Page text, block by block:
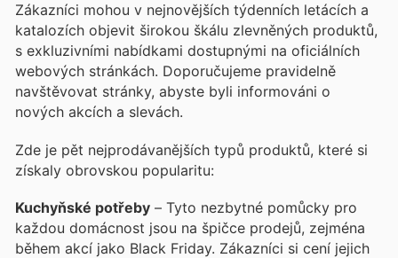
Zákazníci mohou v nejnovějších týdenních letácích a
katalozích objevit širokou škálu zlevněných produktů,
s exkluzivními nabídkami dostupnými na oficiálních
webových stránkách. Doporučujeme pravidelně
navštěvovat stránky, abyste byli informováni o
nových akcích a slevách.
Zde je pět nejprodávanějších typů produktů, které si
získaly obrovskou popularitu:
Kuchyňské potřeby – Tyto nezbytné pomůcky pro
každou domácnost jsou na špičce prodejů, zejména
během akcí jako Black Friday. Zákazníci si cení jejich